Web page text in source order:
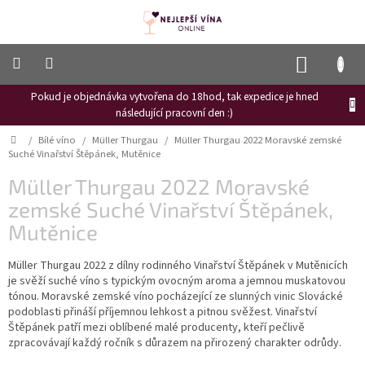
Pokud je objednávka vytvořena do 18hod, tak expedice je hned
následující pracovní den :)
Frizzante
Růžové
víno
Hroznový
mošt
Naši
vinaři
Vinné
novinky
Bílé
víno
Domů
/ Bílé víno / Müller Thurgau / Müller Thurgau 2022 Moravské zemské
Suché Vinařství Štěpánek, Mutěnice
Müller Thurgau 2022 Moravské
zemské Suché Vinařství Štěpánek,
Mutěnice
Müller Thurgau 2022 z dílny rodinného Vinařství Štěpánek v Mutěnicích
je svěží suché víno s typickým ovocným aroma a jemnou muskatovou
tónou. Moravské zemské víno pocházející ze slunných vinic Slovácké
podoblasti přináší příjemnou lehkost a pitnou svěžest. Vinařství
Štěpánek patří mezi oblíbené malé producenty, kteří pečlivě
zpracovávají každý ročník s důrazem na přirozený charakter odrůdy.